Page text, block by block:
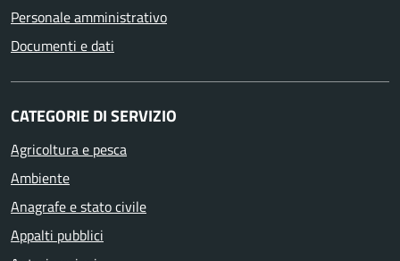
Personale amministrativo
Documenti e dati
CATEGORIE DI SERVIZIO
Agricoltura e pesca
Ambiente
Anagrafe e stato civile
Appalti pubblici